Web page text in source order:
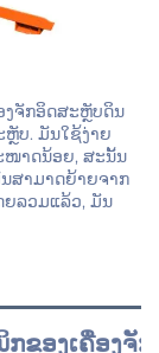
ງຈັກອິດສະຫຼັບດິນ
ບ. ມັນໃຊ້ງ່າຍ
ໜາດນ້ອຍ, ສະນັ້ນ
ສາມາດຍ້າຍຈາກ
ຍລວມແລ້ວ, ມັນ
ຂອງເຄື່ອງຈັກ